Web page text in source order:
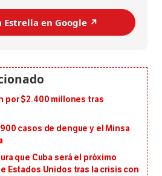
Estrella en Google ↗️
por $2.400 millones tras
casos de dengue y el Minsa
que Cuba será el próximo
Estados Unidos tras la crisis con